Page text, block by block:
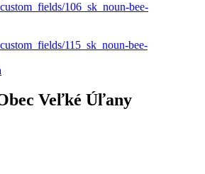
Veľké Úľany